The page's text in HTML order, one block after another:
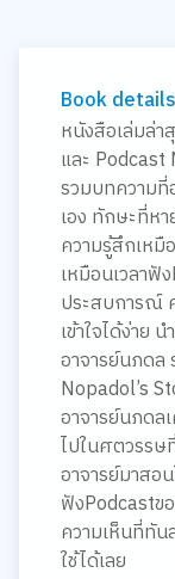
Book details
หนังสือเล่มล่า
และ Podcast
รวมบทความที่
เอง ทักษะที่ห
ความรู้สึกเหมื
เหมือนเวลาฟั
ประสบการณ์
เข้าใจได้ง่าย
อาจารย์นภดล
Nopadol’s
อาจารย์นภดล
ไปในศตวรร
อาจารย์มาสอ
ฟังPodcastข
ความเห็นที่ทัน
ใช้ได้เลย